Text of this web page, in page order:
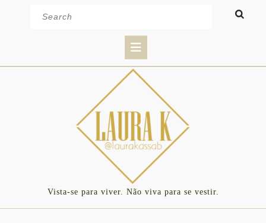
Button
Vista-se para viver. Não viva para se vestir.